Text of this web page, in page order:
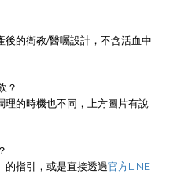
的衛教/醫囑設計，不含活血中
？
的時機也不同，上方圖片有說
的指引，或是直接透過官方LINE